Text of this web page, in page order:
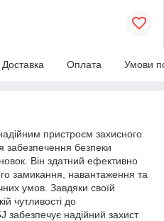
Доставка Оплата Умови
пристроєм захисного
забезпечення безпеки
Він здатний ефективно
замикання, навантаження та
умов. Завдяки своїй
чутливості до
надійний захист